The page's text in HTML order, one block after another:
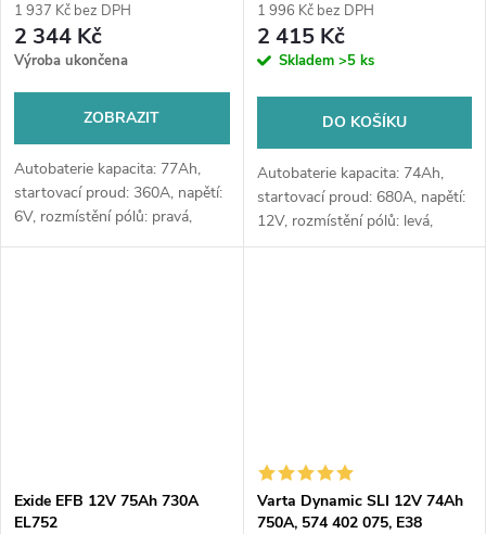
výkup staré baterie při doručení
nebo v prodejně Jinočany
1 937 Kč bez DPH
2 344 Kč
Výroba ukončena
ZOBRAZIT
Autobaterie kapacita: 77Ah,
startovací proud: 360A, napětí:
6V, rozmístění pólů: pravá,
výkup staré baterie při doručení
nebo v prodejně Jinočany
1 996 Kč bez DPH
2 415 Kč
Skladem >5 ks
DO KOŠÍKU
Autobaterie kapacita: 74Ah,
startovací proud: 680A, napětí:
12V, rozmístění pólů: levá,
rozměry: 278 x 175 x 190,
Exide EFB 12V 75Ah 730A
EL752
Varta Dynamic SLI 12V 74Ah
750A, 574 402 075, E38